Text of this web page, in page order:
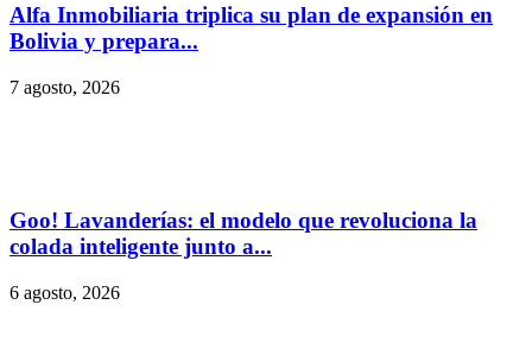
Alfa Inmobiliaria triplica su plan de expansión en
Bolivia y prepara...
7 agosto, 2026
Goo! Lavanderías: el modelo que revoluciona la
colada inteligente junto a...
6 agosto, 2026